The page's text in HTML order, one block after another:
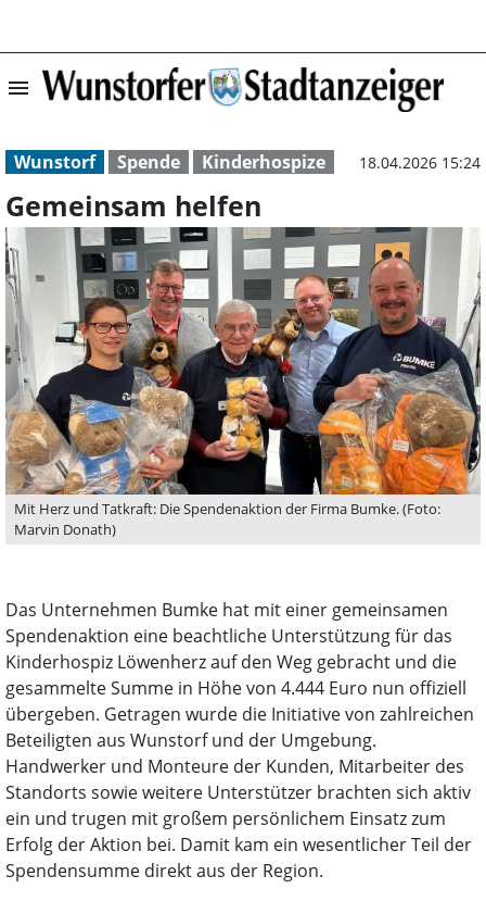
menu Gemeinsam
Wunstorf Spende Kinderhospize 18.04.2026 15:24
Gemeinsam helfen
Mit Herz und Tatkraft: Die Spendenaktion der Firma Bumke. (Foto:
Marvin Donath)
Das Unternehmen Bumke hat mit einer gemeinsamen
Spendenaktion eine beachtliche Unterstützung für das
Kinderhospiz Löwenherz auf den Weg gebracht und die
gesammelte Summe in Höhe von 4.444 Euro nun offiziell
übergeben. Getragen wurde die Initiative von zahlreichen
Beteiligten aus Wunstorf und der Umgebung.
Handwerker und Monteure der Kunden, Mitarbeiter des
Standorts sowie weitere Unterstützer brachten sich aktiv
ein und trugen mit großem persönlichem Einsatz zum
Erfolg der Aktion bei. Damit kam ein wesentlicher Teil der
Spendensumme direkt aus der Region.